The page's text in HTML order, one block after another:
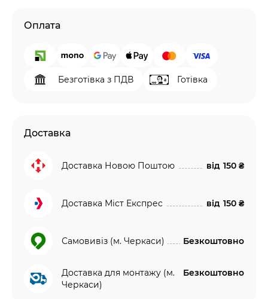
Оплата
Безготівка з ПДВ Готівка
Доставка
Доставка Новою Поштою від 150 ₴
Доставка Міст Експрес від 150 ₴
Самовивіз (м. Черкаси) Безкоштовно
Доставка для монтажу (м.
Черкаси)
Безкоштовно